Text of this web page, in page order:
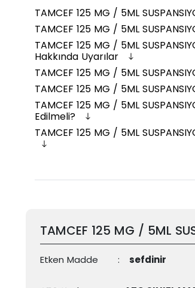
TAMCEF 125 MG / 5ML
TAMCEF 125 MG / 5ML
TAMCEF 125 MG / 5ML
Hakkında Uyarılar
TAMCEF 125 MG / 5ML
TAMCEF 125 MG / 5ML
TAMCEF 125 MG / 5ML
Edilmeli?
TAMCEF 125 MG / 5ML
TAMCEF 125 MG / 5ML
Etken Madde : sefdinir